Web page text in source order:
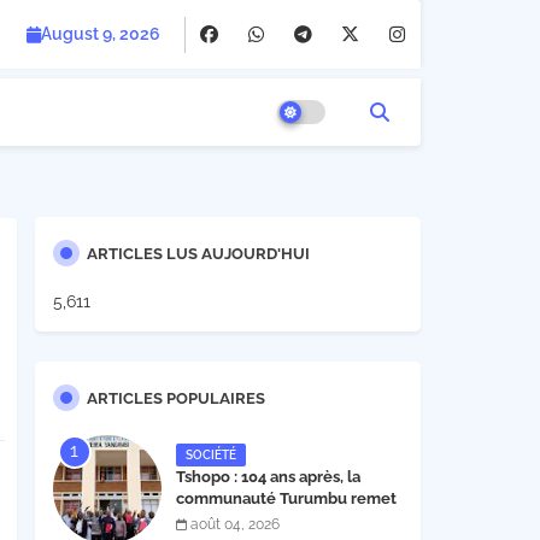
August 9, 2026
ARTICLES LUS AUJOURD'HUI
5,611
ARTICLES POPULAIRES
SOCIÉTÉ
Tshopo : 104 ans après, la
communauté Turumbu remet
enfin son cahier des charges à
août 04, 2026